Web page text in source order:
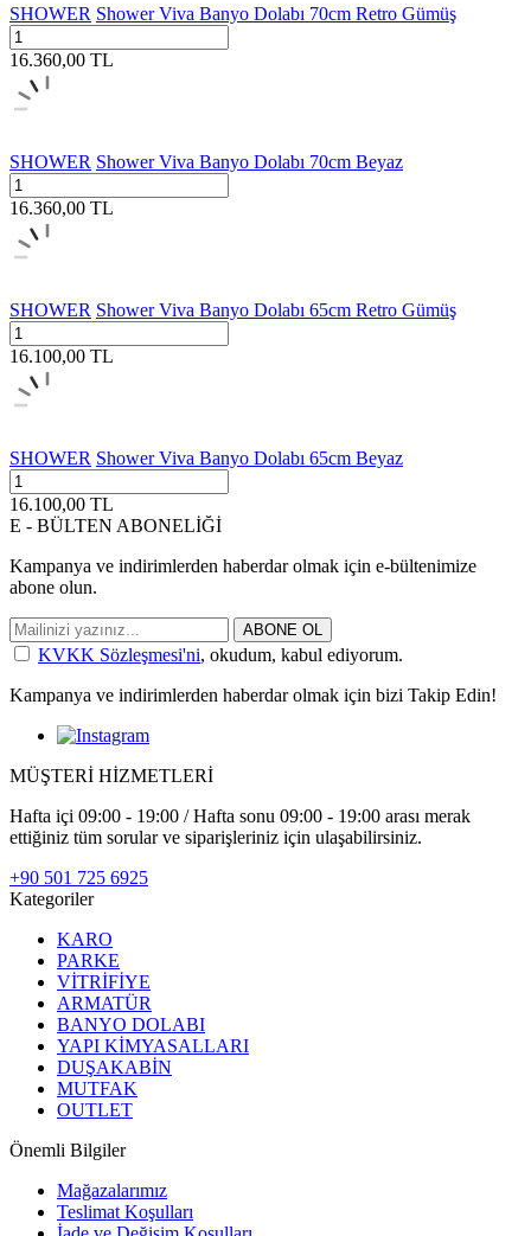
SHOWER Shower Viva Banyo Dolabı 70cm Retro Gümüş
16.360,00 TL
SHOWER Shower Viva Banyo Dolabı 70cm Beyaz
16.360,00 TL
SHOWER Shower Viva Banyo Dolabı 65cm Retro Gümüş
16.100,00 TL
SHOWER Shower Viva Banyo Dolabı 65cm Beyaz
16.100,00 TL
E - BÜLTEN ABONELİĞİ
Kampanya ve indirimlerden haberdar olmak için e-bültenimize
abone olun.
ABONE OL
KVKK Sözleşmesi'ni, okudum, kabul ediyorum.
Kampanya ve indirimlerden haberdar olmak için bizi Takip Edin!
MÜŞTERİ HİZMETLERİ
Hafta içi 09:00 - 19:00 / Hafta sonu 09:00 - 19:00 arası merak
ettiğiniz tüm sorular ve siparişleriniz için ulaşabilirsiniz.
+90 501 725 6925
Kategoriler
KARO
PARKE
VİTRİFİYE
ARMATÜR
BANYO DOLABI
YAPI KİMYASALLARI
DUŞAKABİN
MUTFAK
OUTLET
Önemli Bilgiler
Mağazalarımız
Teslimat Koşulları